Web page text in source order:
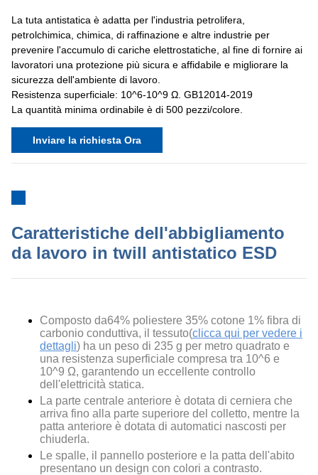
La tuta antistatica è adatta per l'industria petrolifera,
petrolchimica, chimica, di raffinazione e altre industrie per
prevenire l'accumulo di cariche elettrostatiche, al fine di fornire ai
lavoratori una protezione più sicura e affidabile e migliorare la
sicurezza dell'ambiente di lavoro.
Resistenza superficiale: 10^6-10^9 Ω. GB12014-2019
La quantità minima ordinabile è di 500 pezzi/colore.
Inviare la richiesta Ora
Caratteristiche dell'abbigliamento
da lavoro in twill antistatico ESD
Composto da64% poliestere 35% cotone 1% fibra di
carbonio conduttiva, il tessuto(clicca qui per vedere i
dettagli) ha un peso di 235 g per metro quadrato e
una resistenza superficiale compresa tra 10^6 e
10^9 Ω, garantendo un eccellente controllo
dell'elettricità statica.
La parte centrale anteriore è dotata di cerniera che
arriva fino alla parte superiore del colletto, mentre la
patta anteriore è dotata di automatici nascosti per
chiuderla.
Le spalle, il pannello posteriore e la patta dell'abito
presentano un design con colori a contrasto.